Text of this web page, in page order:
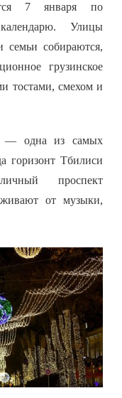
7 января по
Улицы
собираются,
грузинское
тостами, смехом и
— одна из самых
горизонт Тбилиси
проспект
от музыки,